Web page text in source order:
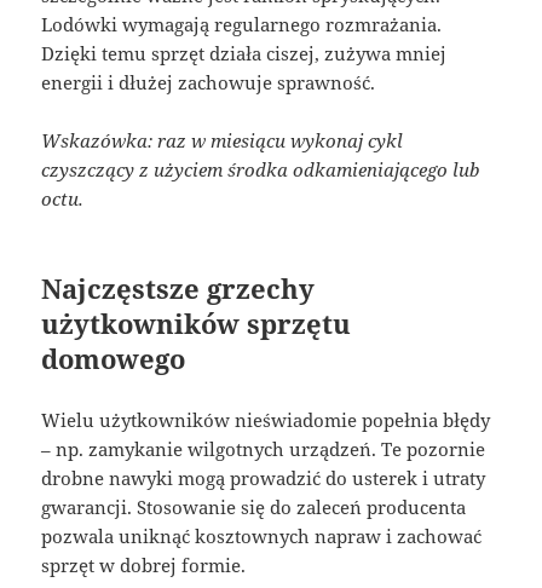
Lodówki wymagają regularnego rozmrażania.
Dzięki temu sprzęt działa ciszej, zużywa mniej
energii i dłużej zachowuje sprawność.
Wskazówka: raz w miesiącu wykonaj cykl
czyszczący z użyciem środka odkamieniającego lub
octu.
Najczęstsze grzechy
użytkowników sprzętu
domowego
Wielu użytkowników nieświadomie popełnia błędy
– np. zamykanie wilgotnych urządzeń. Te pozornie
drobne nawyki mogą prowadzić do usterek i utraty
gwarancji. Stosowanie się do zaleceń producenta
pozwala uniknąć kosztownych napraw i zachować
sprzęt w dobrej formie.